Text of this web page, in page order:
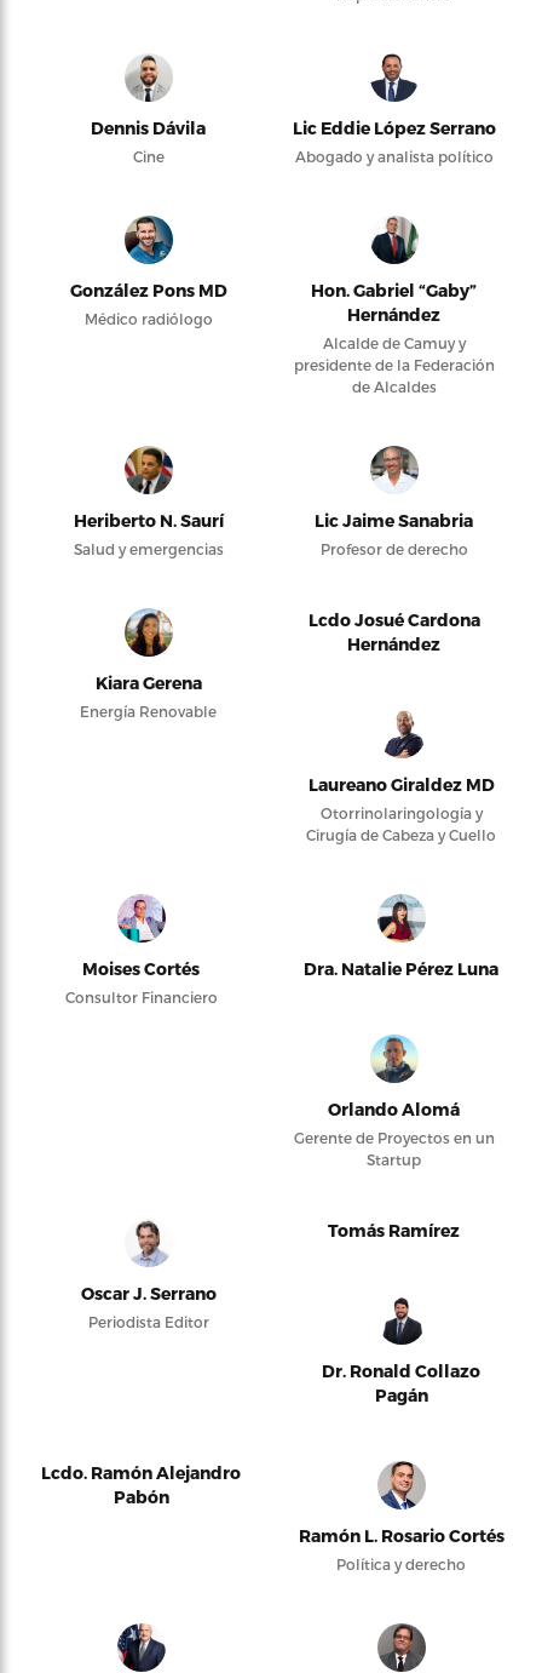
Dennis Dávila
Cine
Lic Eddie López Serrano
Abogado y analista político
González Pons MD
Médico radiólogo
Hon. Gabriel “Gaby”
Hernández
Alcalde de Camuy y
presidente de la Federación
de Alcaldes
Heriberto N. Saurí
Salud y emergencias
Lic Jaime Sanabria
Profesor de derecho
Kiara Gerena
Energía Renovable
Lcdo Josué Cardona
Hernández
Laureano Giraldez MD
Otorrinolaringología y
Cirugía de Cabeza y Cuello
Moises Cortés
Consultor Financiero
Dra. Natalie Pérez Luna
Orlando Alomá
Gerente de Proyectos en un
Startup
Oscar J. Serrano
Periodista Editor
Tomás Ramírez
Dr. Ronald Collazo
Pagán
Lcdo. Ramón Alejandro
Pabón
Ramón L. Rosario Cortés
Política y derecho